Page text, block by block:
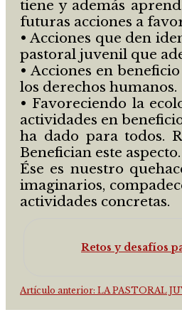
tiene y además
futuras acciones a
• Acciones que den
pastoral juvenil que
• Acciones en
los derechos humanos.
• Favoreciendo la
actividades en
ha dado para todos.
Benefician este aspecto.
Ése es nuestro
imaginarios,
actividades concretas.
Retos y desafíos
Artículo anterior: LA PASTORAL